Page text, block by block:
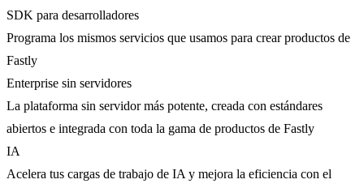
SDK para desarrolladores
Programa los mismos servicios que usamos para crear productos de
Fastly
Enterprise sin servidores
La plataforma sin servidor más potente, creada con estándares
abiertos e integrada con toda la gama de productos de Fastly
IA
Acelera tus cargas de trabajo de IA y mejora la eficiencia con el